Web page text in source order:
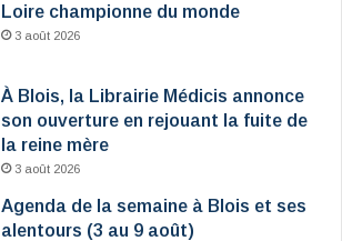
Loire championne du monde
3 août 2026
À Blois, la Librairie Médicis annonce
son ouverture en rejouant la fuite de
la reine mère
3 août 2026
Agenda de la semaine à Blois et ses
alentours (3 au 9 août)